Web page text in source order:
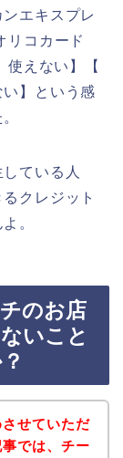
エキスプレ
リコカード
えない】【
】という感
ている人
クレジット
。
のお店
いこと
せていただ
では、チー